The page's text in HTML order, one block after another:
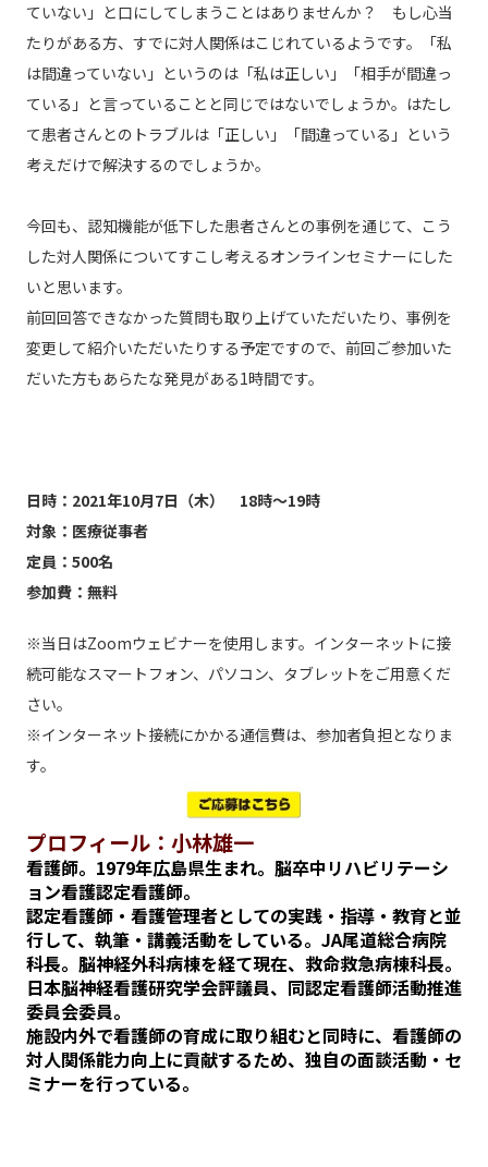
ていない」と口にしてしまうことはありませんか？ もし心当
たりがある方、すでに対人関係はこじれているようです。「私
は間違っていない」というのは「私は正しい」「相手が間違っ
ている」と言っていることと同じではないでしょうか。はたし
て患者さんとのトラブルは「正しい」「間違っている」という
考えだけで解決するのでしょうか。
今回も、認知機能が低下した患者さんとの事例を通じて、こう
した対人関係についてすこし考えるオンラインセミナーにした
いと思います。
前回回答できなかった質問も取り上げていただいたり、事例を
変更して紹介いただいたりする予定ですので、前回ご参加いた
だいた方もあらたな発見がある1時間です。
日時：2021年10月7日（木） 18時～19時
対象：医療従事者
定員：500名
参加費：無料
※当日はZoomウェビナーを使用します。インターネットに接
続可能なスマートフォン、パソコン、タブレットをご用意くだ
さい。
※インターネット接続にかかる通信費は、参加者負担となりま
す。
プロフィール：小林雄一
看護師。1979年広島県生まれ。脳卒中リハビリテーシ
ョン看護認定看護師。
認定看護師・看護管理者としての実践・指導・教育と並
行して、執筆・講義活動をしている。JA尾道総合病院
科長。脳神経外科病棟を経て現在、救命救急病棟科長。
日本脳神経看護研究学会評議員、同認定看護師活動推進
委員会委員。
施設内外で看護師の育成に取り組むと同時に、看護師の
対人関係能力向上に貢献するため、独自の面談活動・セ
ミナーを行っている。